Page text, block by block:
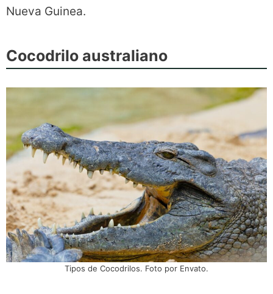
Nueva Guinea.
Cocodrilo australiano
Tipos de Cocodrilos. Foto por Envato.